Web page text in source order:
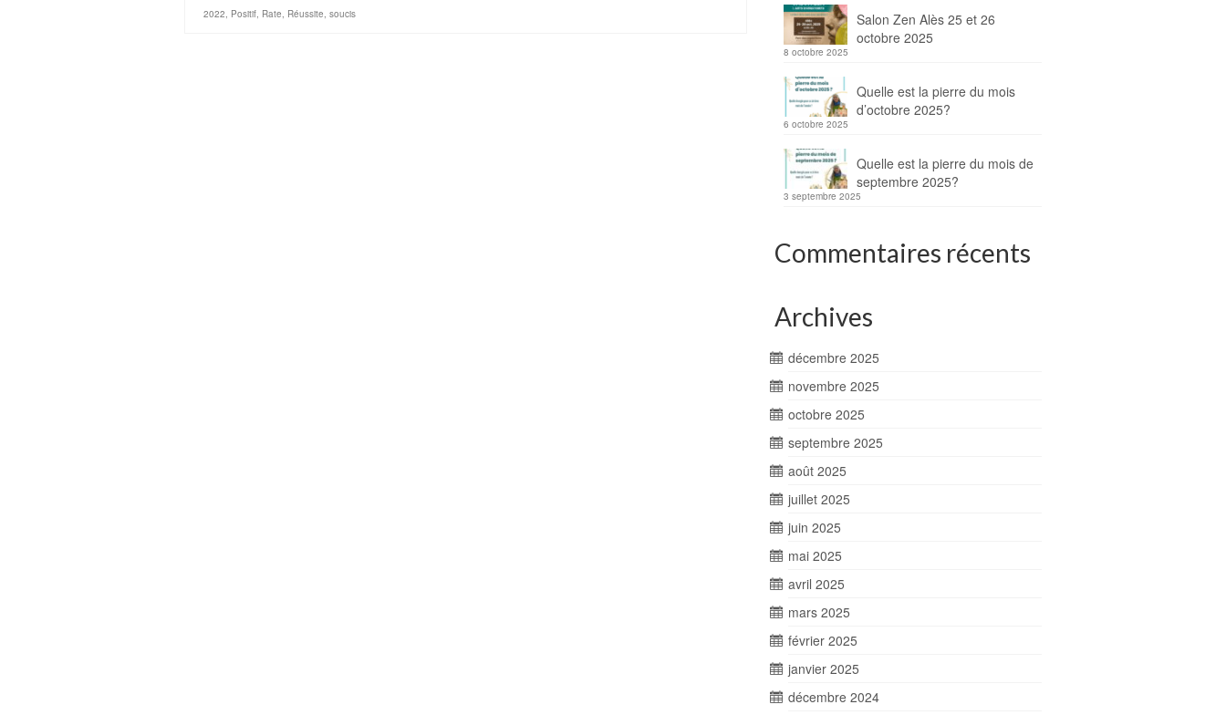
2022, Positif, Rate, Réussite, soucis
Salon Zen Alès 25 et 26
octobre 2025
8 octobre 2025
Quelle est la pierre du mois
d’octobre 2025?
6 octobre 2025
Quelle est la pierre du mois de
septembre 2025?
3 septembre 2025
Commentaires récents
Archives
décembre 2025
novembre 2025
octobre 2025
septembre 2025
août 2025
juillet 2025
juin 2025
mai 2025
avril 2025
mars 2025
février 2025
janvier 2025
décembre 2024